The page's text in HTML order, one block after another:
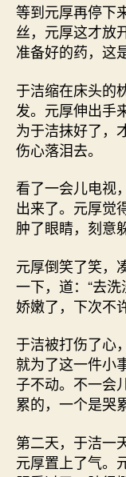
等到元厚再停下
丝，元厚这才放
准备好的药，这
于洁缩在床头的
发。元厚伸出手
为于洁抹好了，
伤心落泪去。
看了一会儿电视
出来了。元厚觉
肿了眼睛，刻意
元厚倒笑了笑，
一下，道：“去
娇嫩了，下次不
于洁被打伤了心
就为了这一件小
子不动。不一会
累的，一个是哭
第二天，于洁一
元厚置上了气。